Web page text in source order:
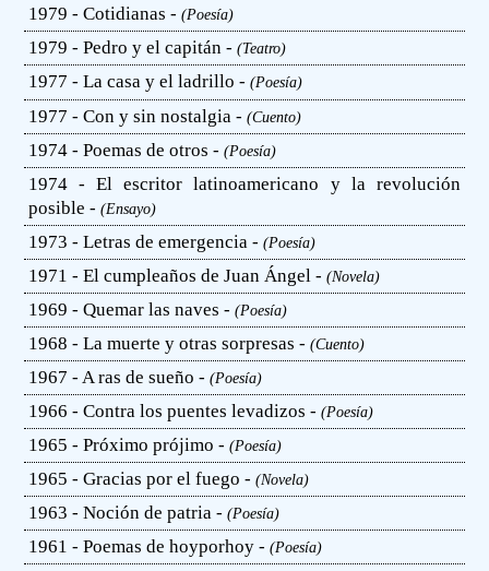
1979 - Cotidianas -(Poesía)
1979 - Pedro y el capitán -(Teatro)
1977 - La casa y el ladrillo -(Poesía)
1977 - Con y sin nostalgia -(Cuento)
1974 - Poemas de otros -(Poesía)
1974 - El escritor latinoamericano y la revolución
posible -(Ensayo)
1973 - Letras de emergencia -(Poesía)
1971 - El cumpleaños de Juan Ángel -(Novela)
1969 - Quemar las naves -(Poesía)
1968 - La muerte y otras sorpresas -(Cuento)
1967 - A ras de sueño -(Poesía)
1966 - Contra los puentes levadizos -(Poesía)
1965 - Próximo prójimo -(Poesía)
1965 - Gracias por el fuego -(Novela)
1963 - Noción de patria -(Poesía)
1961 - Poemas de hoyporhoy -(Poesía)